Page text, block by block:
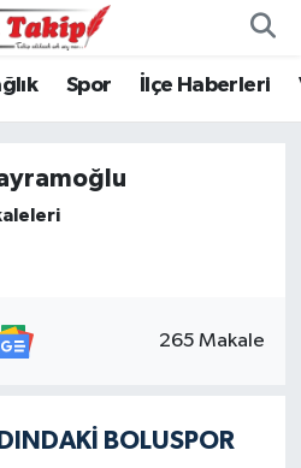
Spor İlçe Haberleri
265 Makale
BOLUSPOR